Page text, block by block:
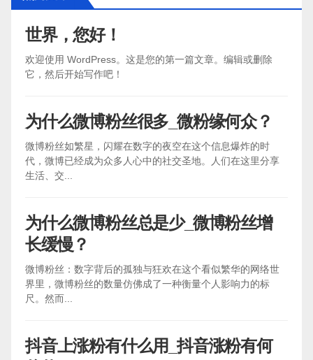
世界，您好！
欢迎使用 WordPress。这是您的第一篇文章。编辑或删除
它，然后开始写作吧！
为什么微博粉丝很多_微粉缘何众？
微博粉丝如繁星，闪耀在数字的夜空在这个信息爆炸的时
代，微博已经成为众多人心中的社交圣地。人们在这里分享
生活、交...
为什么微博粉丝总是少_微博粉丝增
长缓慢？
微博粉丝：数字背后的孤独与狂欢在这个看似繁华的网络世
界里，微博粉丝的数量仿佛成了一种衡量个人影响力的标
尺。然而...
抖音上涨粉有什么用_抖音涨粉有何